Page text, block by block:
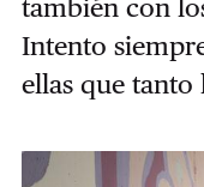
también con
Intento
ellas que